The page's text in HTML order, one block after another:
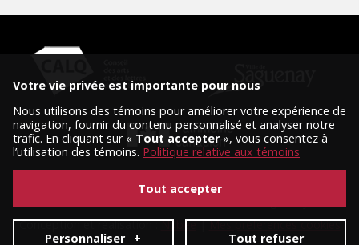
Conception et réalisation :Nubee|Mes préférences cookies
Votre vie privée est importante pour nous
Nous utilisons des témoins pour améliorer votre expérience de
navigation, fournir du contenu personnalisé et analyser notre
trafic. En cliquant sur « Tout accepter», vous consentez à
l’utilisation des témoins. Politique relative aux témoins
Personnaliser + Tout refuser
Tout accepter